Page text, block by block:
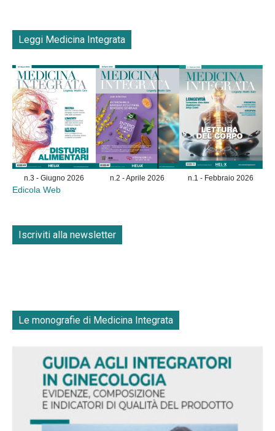
Leggi Medicina Integrata
n.3 - Giugno 2026 n.2 - Aprile 2026 n.1 - Febbraio 2026
Edicola Web
Iscriviti alla newsletter
Le monografie di Medicina Integrata